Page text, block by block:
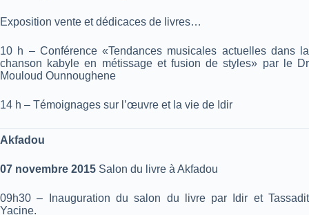
Exposition vente et dédicaces de livres…
10 h – Conférence «Tendances musicales actuelles dans la
chanson kabyle en métissage et fusion de styles» par le Dr
Mouloud Ounnoughene
14 h – Témoignages sur l’œuvre et la vie de Idir
Akfadou
07 novembre 2015 Salon du livre à Akfadou
09h30 – Inauguration du salon du livre par Idir et Tassadit
Yacine.